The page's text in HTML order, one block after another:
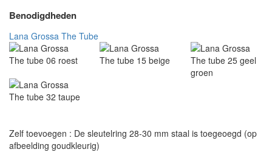
Benodigdheden
Lana Grossa The Tube
Zelf toevoegen : De sleutelring 28-30 mm staal is toegeoegd (op
afbeelding goudkleurig)